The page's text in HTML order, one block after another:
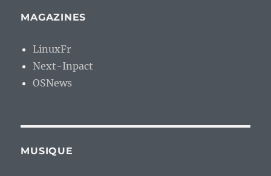
MAGAZINES
LinuxFr
Next-Inpact
OSNews
MUSIQUE